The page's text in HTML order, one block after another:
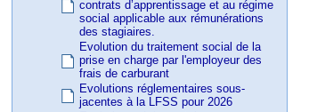
contrats d’apprentissage et au régime
social applicable aux rémunérations
des stagiaires.
Evolution du traitement social de la
prise en charge par l'employeur des
frais de carburant
Evolutions réglementaires sous-
jacentes à la LFSS pour 2026